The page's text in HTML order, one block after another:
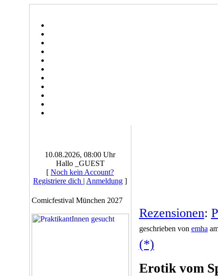
10.08.2026, 08:00 Uhr
Hallo _GUEST
[ Noch kein Account?
Registriere dich | Anmeldung ]
Comicfestival München 2027
Rezensionen:
geschrieben von emha
(*)
Erotik vom